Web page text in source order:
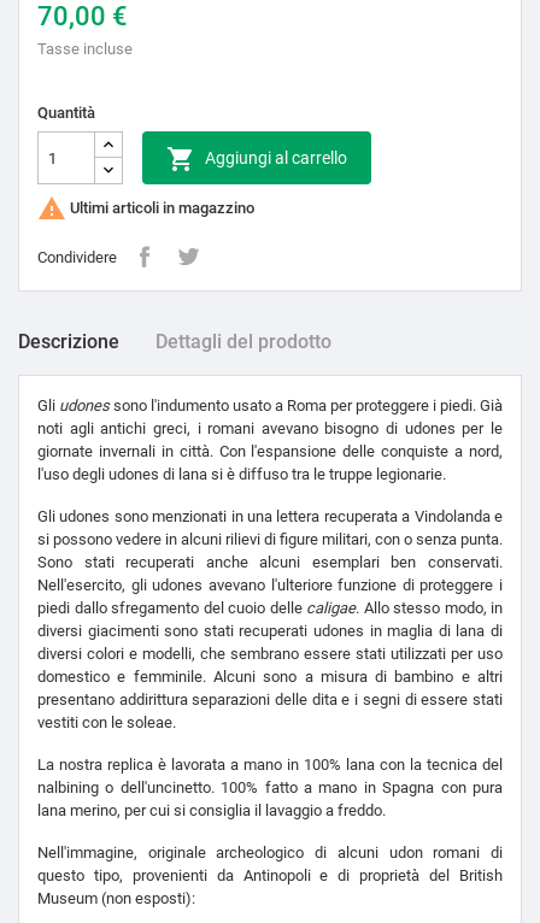
70,00 €
Tasse incluse
Quantità
 Aggiungi al carrello
 Ultimi articoli in magazzino
Condividere
Descrizione Dettagli del prodotto
Gli udonessono l'indumento usato a Roma per proteggere i piedi. Già
noti agli antichi greci, i romani avevano bisogno di udones per le
giornate invernali in città. Con l'espansione delle conquiste a nord,
l'uso degli udones di lana si è diffuso tra le truppe legionarie.
Gli udones sono menzionati in una lettera recuperata a Vindolanda e
si possono vedere in alcuni rilievi di figure militari, con o senza punta.
Sono stati recuperati anche alcuni esemplari ben conservati.
Nell'esercito, gli udones avevano l'ulteriore funzione di proteggere i
piedi dallo sfregamento del cuoio delle caligae. Allo stesso modo, in
diversi giacimenti sono stati recuperati udones in maglia di lana di
diversi colori e modelli, che sembrano essere stati utilizzati per uso
domestico e femminile. Alcuni sono a misura di bambino e altri
presentano addirittura separazioni delle dita e i segni di essere stati
vestiti con le soleae.
La nostra replica è lavorata a mano in 100% lana con la tecnica del
nalbining o dell'uncinetto. 100% fatto a mano in Spagna con pura
lana merino, per cui si consiglia il lavaggio a freddo.
Nell'immagine, originale archeologico di alcuni udon romani di
questo tipo, provenienti da Antinopoli e di proprietà del British
Museum (non esposti):